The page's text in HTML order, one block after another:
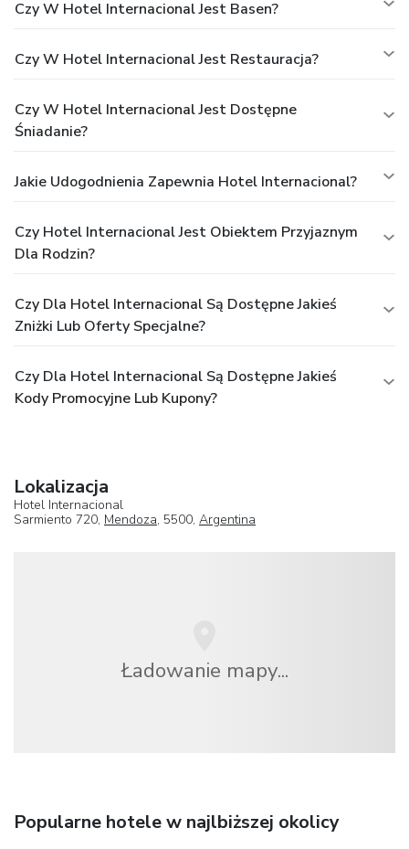
Czy W Hotel Internacional Jest Basen?
Czy W Hotel Internacional Jest Restauracja?
Czy W Hotel Internacional Jest Dostępne
Śniadanie?
Jakie Udogodnienia Zapewnia Hotel Internacional?
Czy Hotel Internacional Jest Obiektem Przyjaznym
Dla Rodzin?
Czy Dla Hotel Internacional Są Dostępne Jakieś
Zniżki Lub Oferty Specjalne?
Czy Dla Hotel Internacional Są Dostępne Jakieś
Kody Promocyjne Lub Kupony?
Lokalizacja
Hotel Internacional
Sarmiento 720, Mendoza, 5500, Argentina
Ładowanie mapy...
Popularne hotele w najlbiższej okolicy